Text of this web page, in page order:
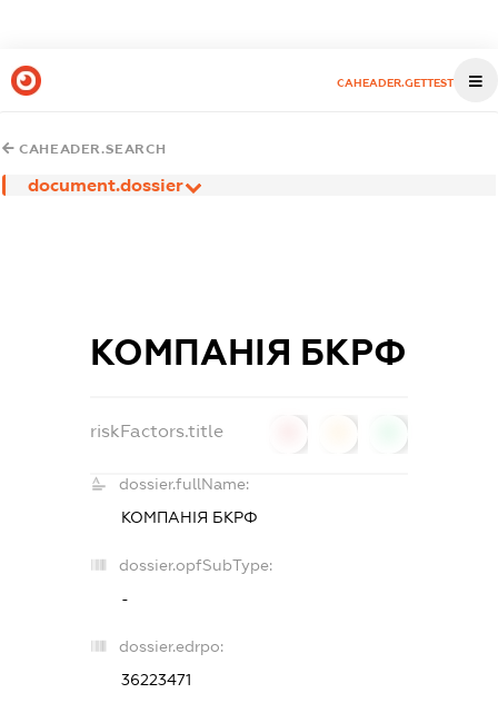
CAHEADER.GETTEST
CAHEADER.SEARCH
document.dossier
КОМПАНІЯ БКРФ
riskFactors.title
dossier.fullName:
КОМПАНІЯ БКРФ
dossier.opfSubType:
-
dossier.edrpo:
36223471